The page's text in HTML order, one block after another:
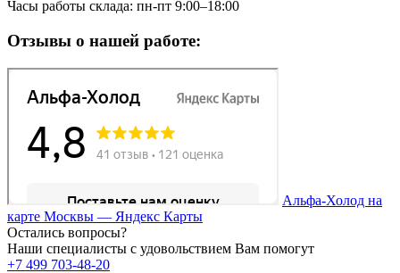
Часы работы склада: пн-пт 9:00–18:00
Отзывы о нашей работе:
Альфа-Холод на
карте Москвы — Яндекс Карты
Остались вопросы?
Наши специалисты с удовольствием Вам помогут
+7 499 703-48-20